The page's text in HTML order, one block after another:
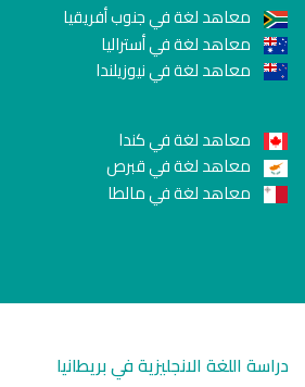
معاهد لغة في جنوب أفريقيا
معاهد لغة في أستراليا
معاهد لغة في نيوزيلندا
معاهد لغة في كندا
معاهد لغة في قبرص
معاهد لغة في مالطا
دراسة اللغة الانجليزية في بريطانيا